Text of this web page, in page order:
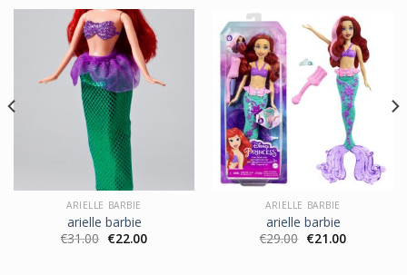
ARIELLE BARBIE
arielle barbie
€31.00 €22.00
ARIELLE BARBIE
arielle barbie
€29.00 €21.00